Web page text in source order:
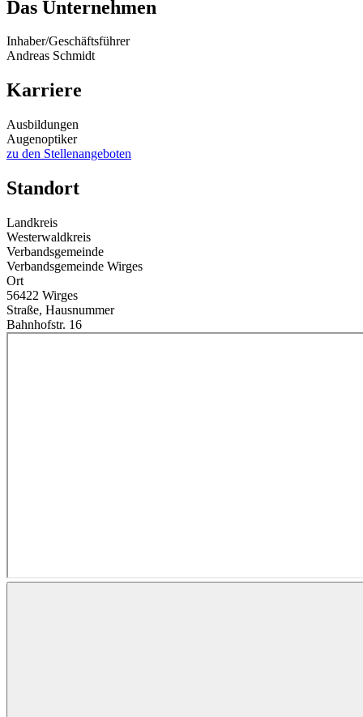
Das Unternehmen
Inhaber/Geschäftsführer
Andreas Schmidt
Karriere
Ausbildungen
Augenoptiker
zu den Stellenangeboten
Standort
Landkreis
Westerwaldkreis
Verbandsgemeinde
Verbandsgemeinde Wirges
Ort
56422 Wirges
Straße, Hausnummer
Bahnhofstr. 16